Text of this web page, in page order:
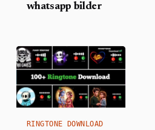
whatsapp bilder
RINGTONE DOWNLOAD